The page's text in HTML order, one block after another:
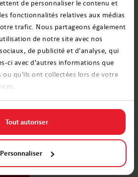
de personnaliser le contenu et
fonctionnalités relatives aux médias
trafic. Nous partageons également
de notre site avec nos
de publicité et d'analyse, qui
ci avec d'autres informations que
ou qu'ils ont collectées lors de votre
Tout autoriser
Personnaliser
un cadeau formidable qui
idéal d'un cadeau de
que pour les adultes.
Wiszniewska
magic specialist
à plein temps et un
des elfes chez